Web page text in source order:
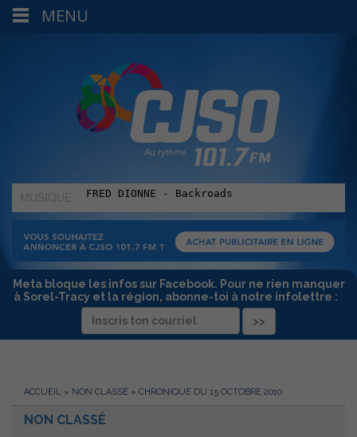
MUSIQUE
:
Meta bloque les infos sur Facebook. Pour ne rien manquer
à Sorel-Tracy et la région, abonne-toi à notre infolettre :
ACCUEIL » NON CLASSÉ » CHRONIQUE DU 15 OCTOBRE 2010
NON CLASSÉ
MENU